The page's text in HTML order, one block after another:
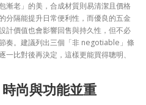
漸老」的美，合成材質則易清潔且價格
分隔能提升日常便利性，而優良的五金
計價值也會影響回售與持久性，但不必
奏。建議列出三個「非 negotiable」條
比對後再決定，這樣更能買得聰明、
尚與功能並重